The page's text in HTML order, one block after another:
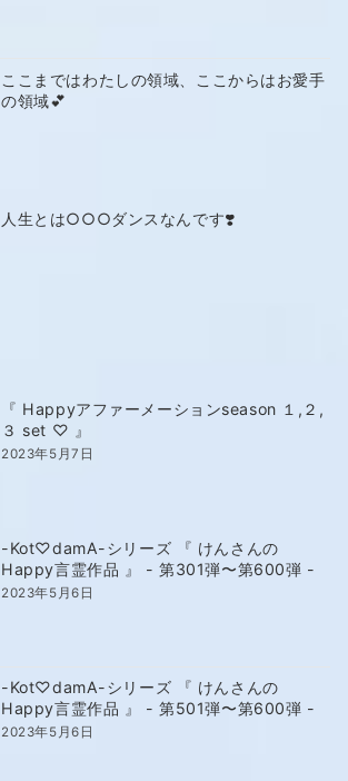
ここまではわたしの領域、ここからはお愛手
の領域💕
人生とは○○○ダンスなんです❣️
『 Happyアファーメーションseason １,２,
３ set ♡ 』
2023年5月7日
-Kot♡damA-シリーズ 『 けんさんの
Happy言霊作品 』 - 第301弾〜第600弾 -
2023年5月6日
-Kot♡damA-シリーズ 『 けんさんの
Happy言霊作品 』 - 第501弾〜第600弾 -
2023年5月6日